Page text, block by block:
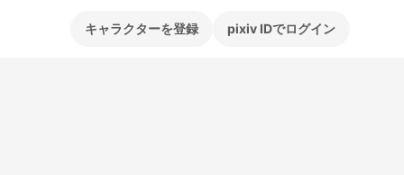
キャラクターを登録 pixiv IDでログイン